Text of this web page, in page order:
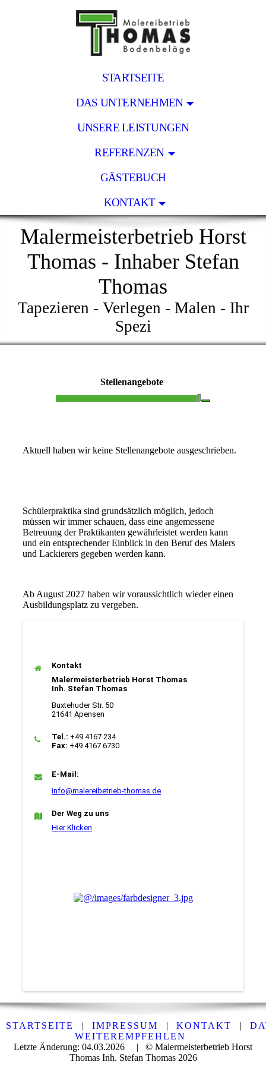
STARTSEITE
DAS UNTERNEHMEN
UNSERE LEISTUNGEN
REFERENZEN
GÄSTEBUCH
KONTAKT
Malermeisterbetrieb Horst
Thomas - Inhaber Stefan
Thomas
Tapezieren - Verlegen - Malen - Ihr
Spezi
Stellenangebote
Aktuell haben wir keine Stellenangebote ausgeschrieben.
Schülerpraktika sind grundsätzlich möglich, jedoch
müssen wir immer schauen, dass eine angemessene
Betreuung der Praktikanten gewährleistet werden kann
und ein entsprechender Einblick in den Beruf des Malers
und Lackierers gegeben werden kann.
Ab August 2027 haben wir voraussichtlich wieder einen
Ausbildungsplatz zu vergeben.
Kontakt
Malermeisterbetrieb Horst Thomas
Inh. Stefan Thomas
Buxtehuder Str. 50
21641 Apensen
Tel.: +49 4167 234
Fax: +49 4167 6730
E-Mail:
info@malereibetrieb-thomas.de
Der Weg zu uns
Hier Klicken
STARTSEITE | IMPRESSUM | KONTAKT |
WEITEREMPFEHLEN
Letzte Änderung: 04.03.2026 | © Malermeisterbetrieb Horst
Thomas Inh. Stefan Thomas 2026